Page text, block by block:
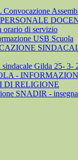
PERSONALE
orario di servizio
USB Scuola
sindacale Gilda 25- 3-
-
DI RELIGIONE
SNADIR -